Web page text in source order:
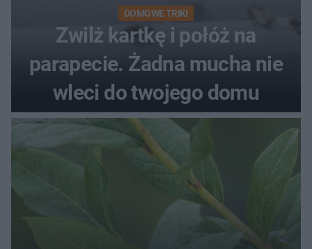
DOMOWE TRIKI
Zwilż kartkę i połóż na
parapecie. Żadna mucha nie
wleci do twojego domu